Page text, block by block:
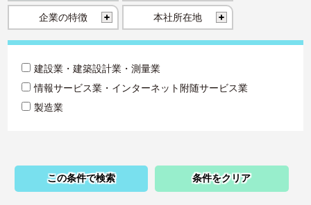
企業の特徴 本社所在地
建設業・建築設計業・測量業
情報サービス業・インターネット附随サービス業
製造業
この条件で検索 条件をクリア